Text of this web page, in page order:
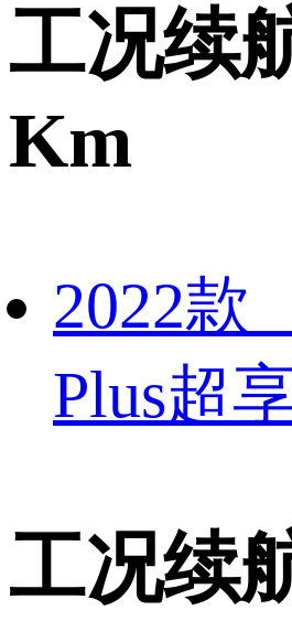
工况续
Km
2022款
Plus超
工况续